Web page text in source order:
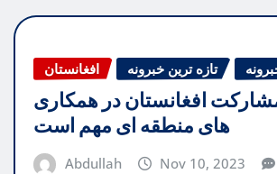
افغانستان تازه ترین خبرونه
افغانستان در همکاری
های منطقه ای مهم است
Abdullah Nov 10, 2023